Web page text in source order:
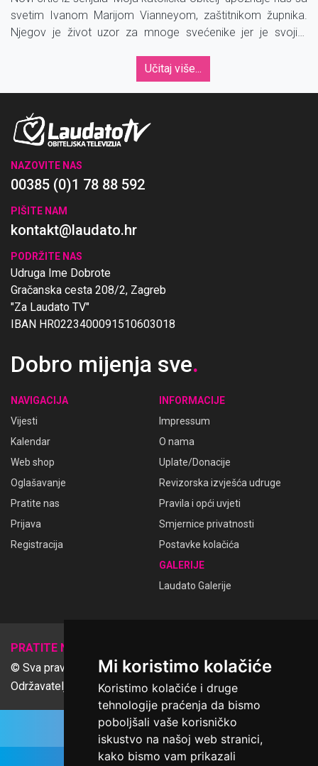
Mi koristimo kolačiće
Koristimo kolačiće i druge
tehnologije praćenja da bismo
poboljšali vaše korisničko
iskustvo na našoj web stranici,
kako bismo vam prikazali
svetim Ivanom Marijom Vianneyom, zaštitnikom župnika.
Njegov je život uzor za mnoge svećenike jer je svojim
župu u francuskom gradu Ars.Učitaj više...
NAZOVITE NAS
00385 (0)1 78 88 592
PIŠITE NAM
kontakt@laudato.hr
PODRŽITE NAS
Udruga Ime Dobrote
Gračanska cesta 208/2, Zagreb
"Za Laudato TV"
IBAN HR0223400091510603018
Dobro mijenja sve.
NAVIGACIJA
Vijesti
Kalendar
Web shop
Oglašavanje
Pratite nas
Prijava
Registracija
INFORMACIJE
Impressum
O nama
Uplate/Donacije
Revizorska izvješća udruge
Pravila i opći uvjeti
Smjernice privatnosti
Postavke kolačića
GALERIJE
Laudato Galerije
PRATITE NAS
© Sva prava pridržana Udruga Ime dobrote
Održavatelj Netcom d.o.o., Riva 6, Rijeka